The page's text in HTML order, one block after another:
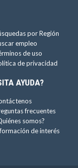
por Región
empleo
de uso
de privacidad
AYUDA?
frecuentes
somos?
de interés